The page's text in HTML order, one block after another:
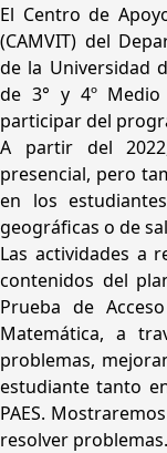
El Centro de
(CAMVIT) del
de la Universidad
de 3° y 4º
participar del
A partir del
presencial, pero
en los
geográficas o de
Las actividades a
contenidos del
Prueba de
Matemática, a
problemas,
estudiante tanto
PAES.
resolver problemas.